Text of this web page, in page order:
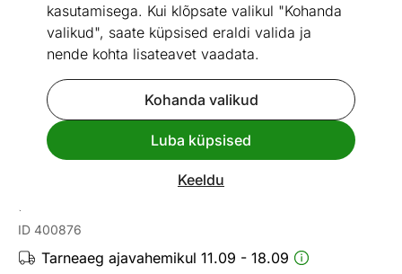
kasutamisega. Kui klõpsate valikul "Kohanda
valikud", saate küpsised eraldi valida ja
nende kohta lisateavet vaadata.
Kohanda valikud
Luba küpsised
Keeldu
Go to slide 10
Go to slide 11
Go to slide
Vaata sarnaseid
Nurgadiivanvoodi Silva
ID 400876
Tarneaeg ajavahemikul 11.09 - 18.09